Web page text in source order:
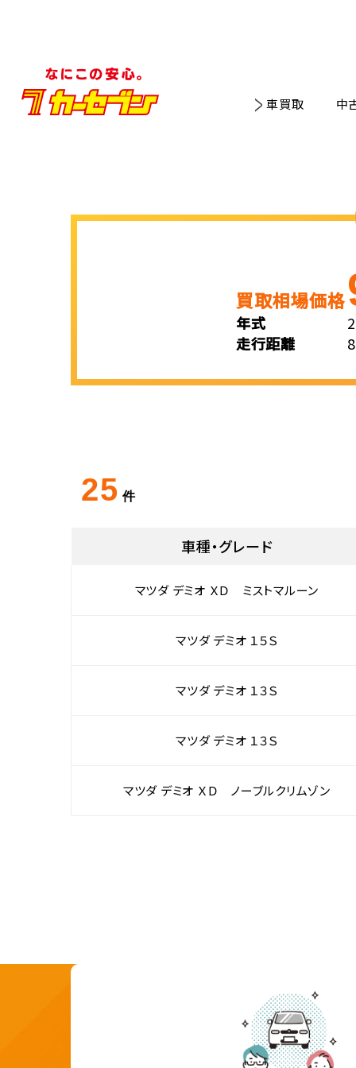
車買取 中
買取相場価格
年式
走行距離
25 件
車種・グレード
マツダ デミオ ＸＤ ミストマルーン
マツダ デミオ １５Ｓ
マツダ デミオ １３Ｓ
マツダ デミオ １３Ｓ
マツダ デミオ ＸＤ ノーブルクリムゾン